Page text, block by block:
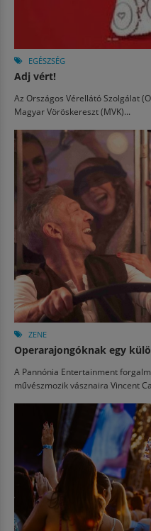
EGÉSZSÉG
Adj vért!
Az Országos Vérellátó Szolgálat
Magyar Vöröskereszt (MVK)...
ZENE
Operarajongóknak egy
A Pannónia Entertainment
művészmozik vásznaira Vincent